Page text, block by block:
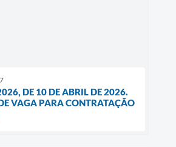
DE 10 DE ABRIL DE 2026.
VAGA PARA CONTRATAÇÃO